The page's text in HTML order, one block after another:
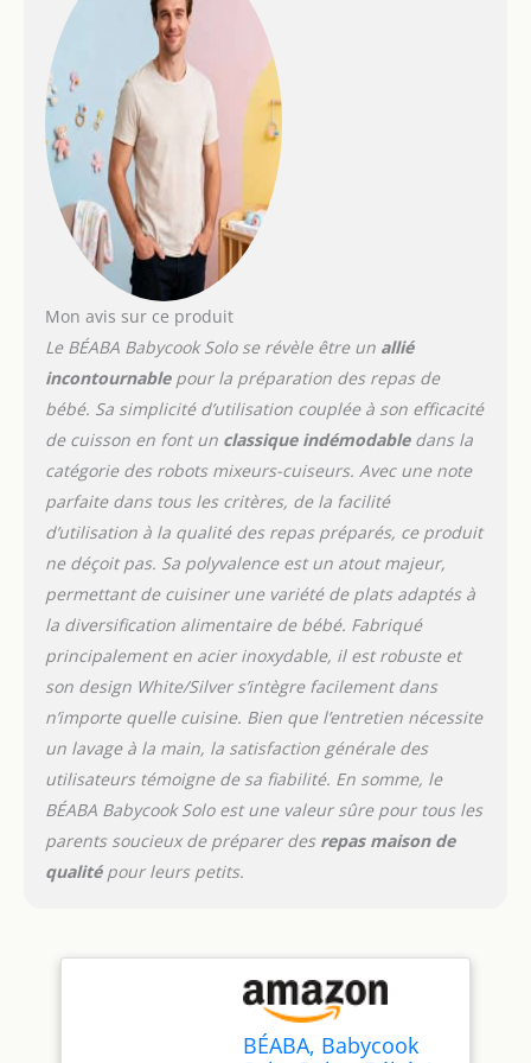
quantités importantes en
un tour de main produit
1: PLUSIEURS TEXTURES :
Mixage par impulsion
avec lame effet cyclone
Les aliments sont mixés
sur mesure, pour une
texture adaptée à l'âge
de l'enfant (morceaux,
mouliné ou velouté)
démarrer la
alimentaire de vos tout-
petits. produit 2: SOLIDES
ET HERMETIQUES : vous
pouvez la glisser dans le
de fuite produit 2:
GRANDE QUALITE : vous
pouvez les conserver au
réfrigérateur et au
congélateur. Pratiques,
elles peuvent être
décongelées et
réchauffées (sans
couvercle) micro-ondes,
dans un Babycook et au
bain-marie produit 2:
FACILES A RANGER : les
portions s'empilent et
s'emboitent entre elles.
Mon avis sur ce produit
Le BÉABA Babycook Solo se révèle être un allié
incontournablepour la préparation des repas de
bébé. Sa simplicité d’utilisation couplée à son efficacité
de cuisson en font un classique indémodabledans la
catégorie des robots mixeurs-cuiseurs. Avec une note
parfaite dans tous les critères, de la facilité
d’utilisation à la qualité des repas préparés, ce produit
ne déçoit pas. Sa polyvalence est un atout majeur,
permettant de cuisiner une variété de plats adaptés à
la diversification alimentaire de bébé. Fabriqué
principalement en acier inoxydable, il est robuste et
son design White/Silver s’intègre facilement dans
n’importe quelle cuisine. Bien que l’entretien nécessite
un lavage à la main, la satisfaction générale des
utilisateurs témoigne de sa fiabilité. En somme, le
BÉABA Babycook Solo est une valeur sûre pour tous les
parents soucieux de préparer des repas maison de
qualitépour leurs petits.
BÉABA, Babycook